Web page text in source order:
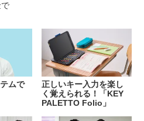
ムで
正しいキー入力を楽し
く覚えられる！「KEY
PALETTO Folio」